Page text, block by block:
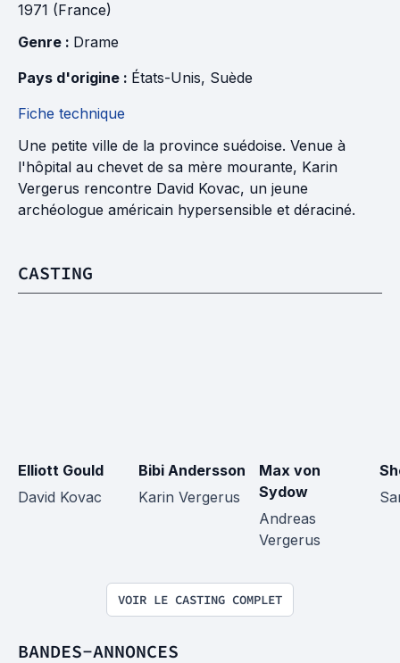
1971 (France)
Genre : Drame
Pays d'origine : États-Unis, Suède
Fiche technique
Une petite ville de la province suédoise. Venue à
l'hôpital au chevet de sa mère mourante, Karin
Vergerus rencontre David Kovac, un jeune
archéologue américain hypersensible et déraciné.
CASTING
Elliott Gould
David Kovac
Bibi Andersson
Karin Vergerus
Max von
Sydow
Andreas
Vergerus
VOIR LE CASTING COMPLET
BANDES-ANNONCES